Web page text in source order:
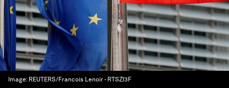
Image: REUTERS/Francois Lenoir - RTSZI3F